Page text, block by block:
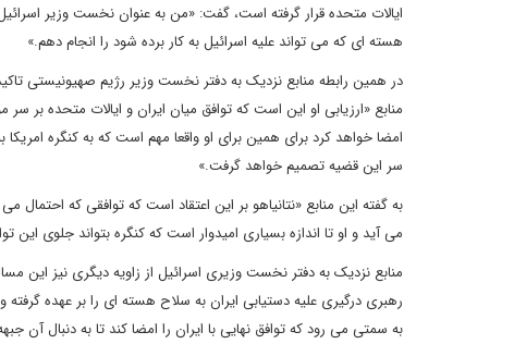
ایالات متحده قرار گرفته است، گفت: «من به عنوان نخست وزیر
هسته ای که می تواند علیه اسرائیل به کار برده شود را انجام دهم.»
در همین رابطه منابع نزدیک به دفتر نخست وزیر رژیم صهیونیستی
منابع «ارزیابی او این است که توافق میان ایران و ایالات متحده
امضا خواهد کرد برای همین برای او واقعا مهم است که به کنگره
سر این قضیه تصمیم خواهد گرفت.»
می آید و او تا اندازه بسیاری امیدوار است که کنگره بتواند جلوی این
منابع نزدیک به دفتر نخست وزیری اسرائیل از زاویه دیگری نیز این
رهبری درگیری علیه دستیابی ایران به سلاح هسته ای را بر عهده
به سمتی می رود که توافق نهایی با ایران را امضا کند تا به دنبال آن